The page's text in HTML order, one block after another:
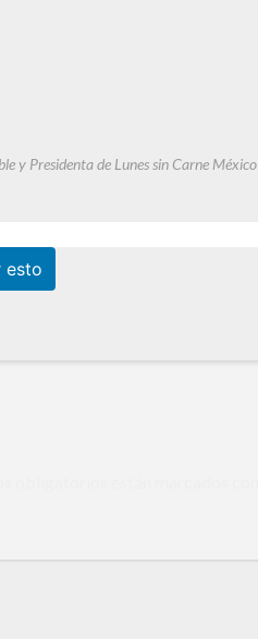
y Presidenta de Lunes sin Carne México
esto